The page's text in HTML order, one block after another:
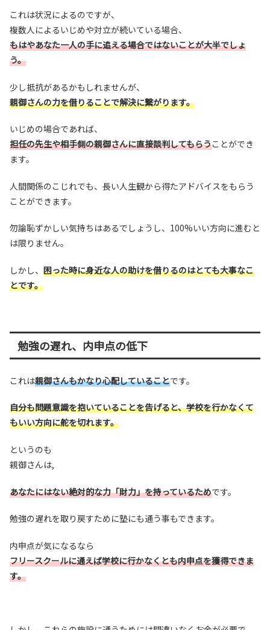
これは状況によるのですが、
複数人によるいじめや対立が続いている場合、
もはやあなた一人の手に追える場合ではないことが大半でしょ
う。
少し抵抗があるかもしれませんが、
親御さんの力を借りることで解決に繋がります。
いじめの場合であれば、
担任の先生や相手側の親御さんに直接談判してもらうことができ
ます。
人間関係のこじれでも、長い人生観から得たアドバイスをもらう
ことができます。
勿論恥ずかしい気持ちはあるでしょうし、100%いい方向に進むと
は限りません。
しかし、 困った時に身近な人の助けを借りるのはとても大事なこ
とです。
勉強の遅れ、内申点の低下
これは親御さんもかなり心配していることです。
自分も問題意識を抱いていることを告げると、学校を行かなくて
もいい方向に舵を切れます。
というのも
親御さんは,
あなたにはない絶対的な力「財力」を持っているためです。
勉強の遅れを取り戻すために塾にも通う事もできます。
内申点が気になるなら
フリースクールに通えば学校に行かなくとも内申点を獲得できま
す。